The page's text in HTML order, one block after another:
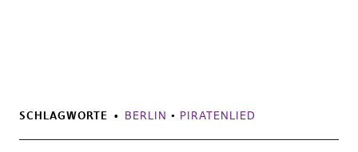
SCHLAGWORTE BERLIN • PIRATENLIED